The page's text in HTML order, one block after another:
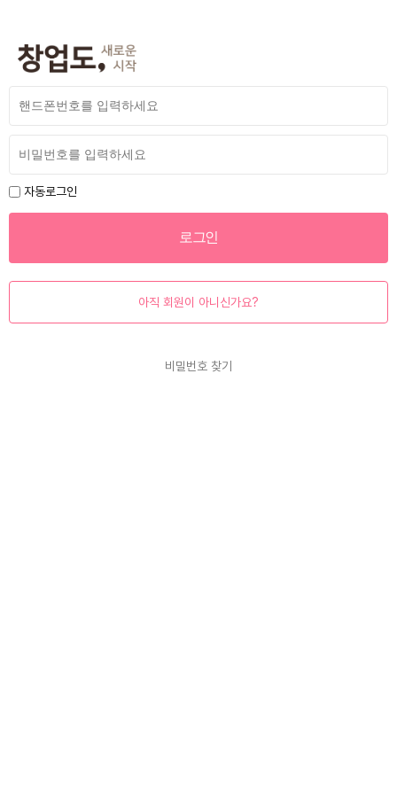
자동로그인
아직 회원이 아니신가요?
비밀번호 찾기